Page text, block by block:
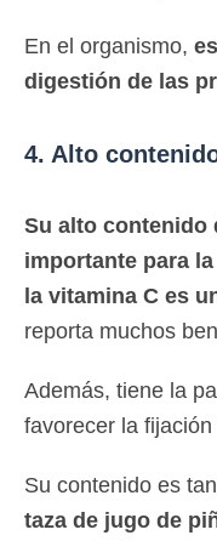
En el organismo,
digestión de las
4. Alto
Su alto contenido
importante para
la vitamina C es
reporta muchos
Además, tiene la
favorecer la
Su contenido es
taza de jugo de